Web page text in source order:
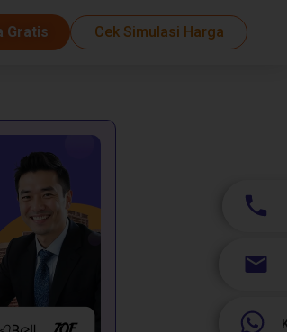
Gratis Cek Simulasi Harga